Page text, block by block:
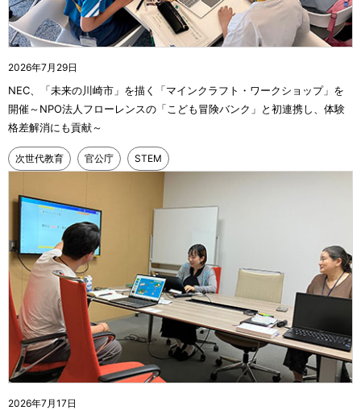
2026年7月29日
NEC、「未来の川崎市」を描く「マインクラフト・ワークショップ」を
開催～NPO法人フローレンスの「こども冒険バンク」と初連携し、体験
格差解消にも貢献～
次世代教育 官公庁 STEM
2026年7月17日